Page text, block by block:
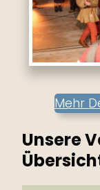
Mehr
Unsere